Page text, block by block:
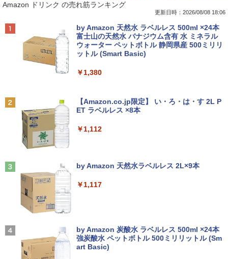
Anker Soundcore P40i オフホワイト
￥7,990
￥5,990
ラック
￥14,990
レスイヤホン bluetooth イヤホン V12 小型
軽量 ブルートゥースHi-Fi 最大36時間再生 ぶ
るーとゅーす コードレス ENCノイズキャン
BRUCE WAYNE feat. Flo Milli, ATL Jacob
[Explicit]
￥250
[Explicit]
￥250
Amazon ドリンク の売れ筋ランキング
更新日時：2026/08/08 18:06
by Amazon 天然水 ラベルレス 500ml ×24本
富士山の天然水 バナジウム含有 水 ミネラル
ウォーター ペットボトル 静岡県産 500ミリリ
ットル (Smart Basic)
￥1,380
【Amazon.co.jp限定】 い・ろ・は・す 2L P
ET ラベルレス ×8本
￥1,112
by Amazon 天然水ラベルレス 2L×9本
￥1,117
by Amazon 炭酸水 ラベルレス 500ml ×24本
強炭酸水 ペットボトル 500ミリリットル (Sm
art Basic)